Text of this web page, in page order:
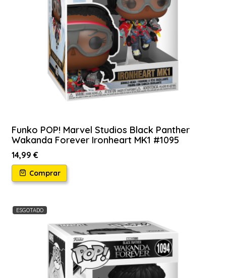
Funko POP! Marvel Studios Black Panther
Wakanda Forever Ironheart MK1 #1095
14,99 €
Comprar
ESGOTADO